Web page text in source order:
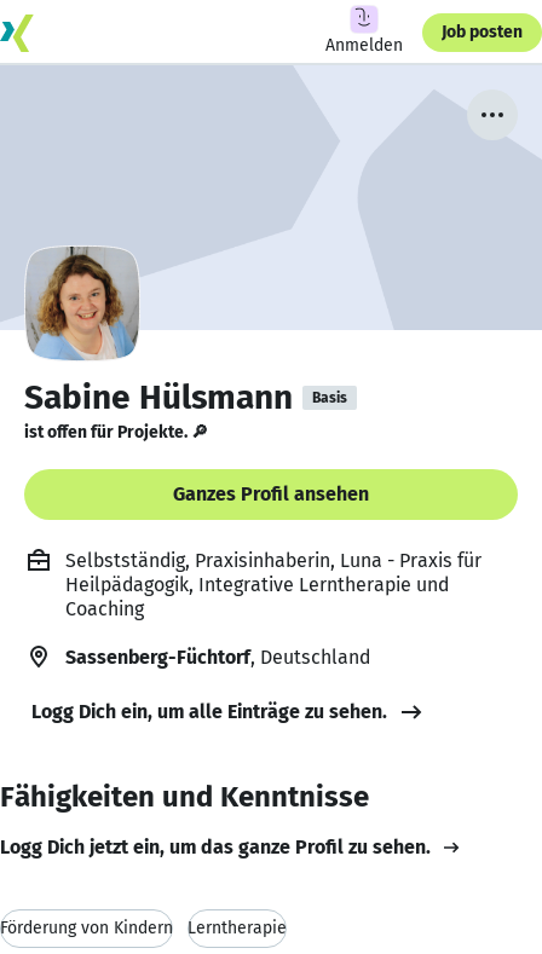
Anmelden
Job posten
Sabine Hülsmann Basis
ist offen für Projekte. 🔎
Ganzes Profil ansehen
Selbstständig, Praxisinhaberin, Luna - Praxis für
Heilpädagogik, Integrative Lerntherapie und
Coaching
Sassenberg-Füchtorf, Deutschland
Logg Dich ein, um alle Einträge zu sehen.
Fähigkeiten und Kenntnisse
Logg Dich jetzt ein, um das ganze Profil zu sehen.
Förderung von Kindern Lerntherapie